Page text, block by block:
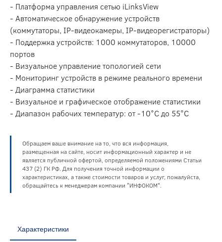
- Платформа управления сетью iLinksView
- Автоматическое обнаружение устройств
(коммутаторы, IP-видеокамеры, IP-видеорегистраторы)
- Поддержка устройств: 1000 коммутаторов, 10000
портов
- Визуальное управление топологией сети
- Мониторинг устройств в режиме реального времени
- Диаграмма статистики
- Визуальное и графическое отображение статистики
- Диапазон рабочих температур: от -10°C до 55°C
Обращаем ваше внимание на то, что вся информация,
размещенная на сайте, носит информационный характер и не
является публичной офертой, определяемой положениями Статьи
437 (2) ГК РФ. Для получения точной информации о
характеристиках, а также стоимости товаров и услуг, пожалуйста,
обращайтесь к менеджерам компании "ИНФОКОМ".
Характеристики